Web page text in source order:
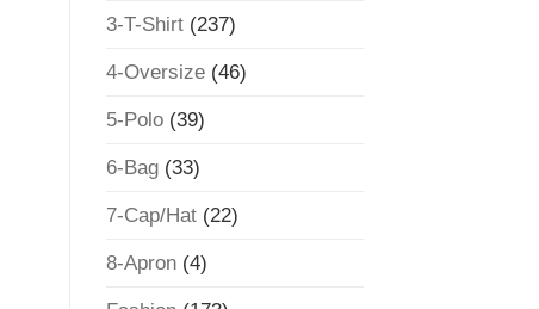
3-T-Shirt(237)
4-Oversize(46)
5-Polo(39)
6-Bag(33)
7-Cap/Hat(22)
8-Apron(4)